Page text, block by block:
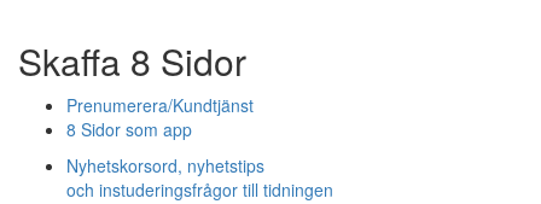
Skaffa 8 Sidor
Prenumerera/Kundtjänst
8 Sidor som app
Nyhetskorsord, nyhetstips
och instuderingsfrågor till tidningen